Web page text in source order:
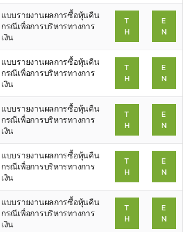
แบบรายงานผลการซื้อหุ้นคืน
กรณีเพื่อการบริหารทางการ
เงิน
T
H
E
N
แบบรายงานผลการซื้อหุ้นคืน
กรณีเพื่อการบริหารทางการ
เงิน
T
H
E
N
แบบรายงานผลการซื้อหุ้นคืน
กรณีเพื่อการบริหารทางการ
เงิน
T
H
E
N
แบบรายงานผลการซื้อหุ้นคืน
กรณีเพื่อการบริหารทางการ
เงิน
T
H
E
N
แบบรายงานผลการซื้อหุ้นคืน
กรณีเพื่อการบริหารทางการ
เงิน
T
H
E
N